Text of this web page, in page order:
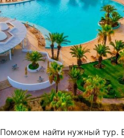
Поможем найти нужный тур.